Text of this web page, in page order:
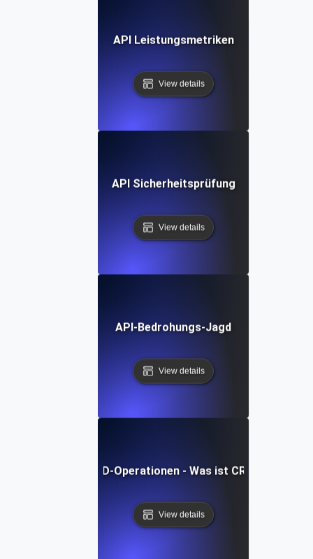
API Leistungsmetriken
View details
API Sicherheitsprüfung
View details
API-Bedrohungs-Jagd
View details
CRUD-Operationen - Was ist CRUD?
View details